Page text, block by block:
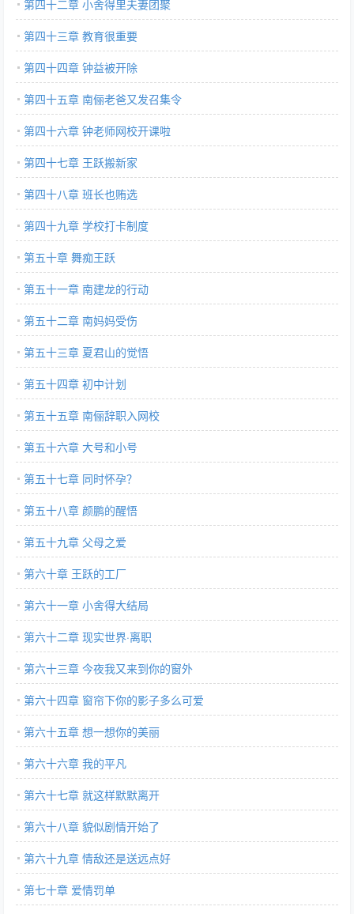
第四十二章 小舍得里夫妻团聚
第四十三章 教育很重要
第四十四章 钟益被开除
第四十五章 南俪老爸又发召集令
第四十六章 钟老师网校开课啦
第四十七章 王跃搬新家
第四十八章 班长也贿选
第四十九章 学校打卡制度
第五十章 舞痴王跃
第五十一章 南建龙的行动
第五十二章 南妈妈受伤
第五十三章 夏君山的觉悟
第五十四章 初中计划
第五十五章 南俪辞职入网校
第五十六章 大号和小号
第五十七章 同时怀孕？
第五十八章 颜鹏的醒悟
第五十九章 父母之爱
第六十章 王跃的工厂
第六十一章 小舍得大结局
第六十二章 现实世界·离职
第六十三章 今夜我又来到你的窗外
第六十四章 窗帘下你的影子多么可爱
第六十五章 想一想你的美丽
第六十六章 我的平凡
第六十七章 就这样默默离开
第六十八章 貌似剧情开始了
第六十九章 情敌还是送远点好
第七十章 爱情罚单